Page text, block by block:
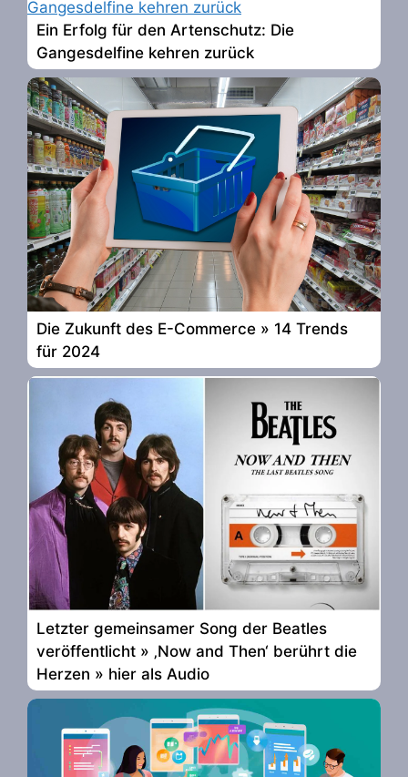
Ein Erfolg für den Artenschutz: Die
Gangesdelfine kehren zurück
Die Zukunft des E-Commerce » 14 Trends
für 2024
Letzter gemeinsamer Song der Beatles
veröffentlicht » ‚Now and Then‘ berührt die
Herzen » hier als Audio